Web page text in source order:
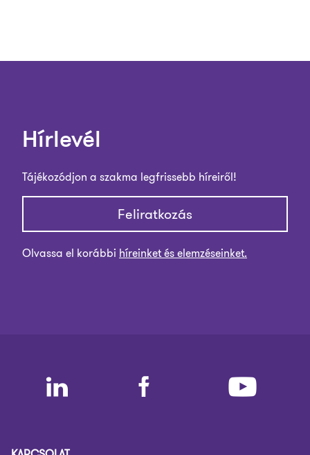
Hírlevél
Tájékozódjon a szakma legfrissebb híreiről!
Feliratkozás
Olvassa el korábbi híreinket és elemzéseinket.